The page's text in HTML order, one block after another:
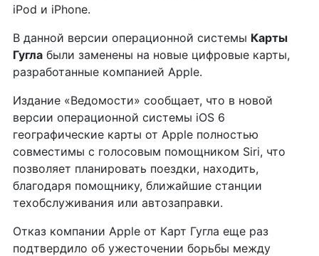
iPod и iPhone.
В данной версии операционной системы Карты
Гуглабыли заменены на новые цифровые карты,
разработанные компанией Apple.
Издание «Ведомости» сообщает, что в новой
версии операционной системы iOS 6
географические карты от Apple полностью
совместимы с голосовым помощником Siri, что
позволяет планировать поездки, находить,
благодаря помощнику, ближайшие станции
техобслуживания или автозаправки.
Отказ компании Apple от Карт Гугла еще раз
подтвердило об ужесточении борьбы между